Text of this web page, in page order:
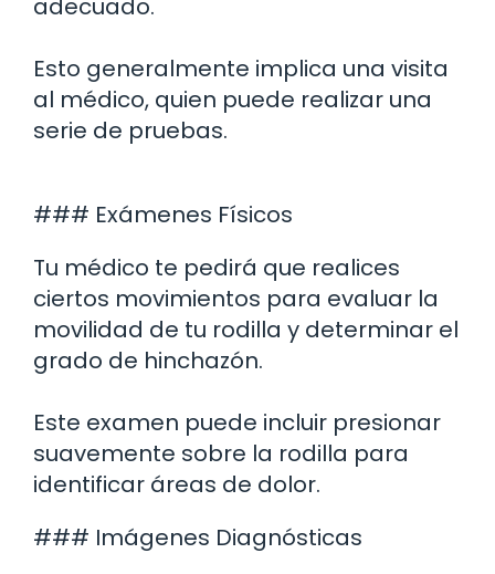
adecuado.
Esto generalmente implica una visita
al médico, quien puede realizar una
serie de pruebas.
### Exámenes Físicos
Tu médico te pedirá que realices
ciertos movimientos para evaluar la
movilidad de tu rodilla y determinar el
grado de hinchazón.
Este examen puede incluir presionar
suavemente sobre la rodilla para
identificar áreas de dolor.
### Imágenes Diagnósticas